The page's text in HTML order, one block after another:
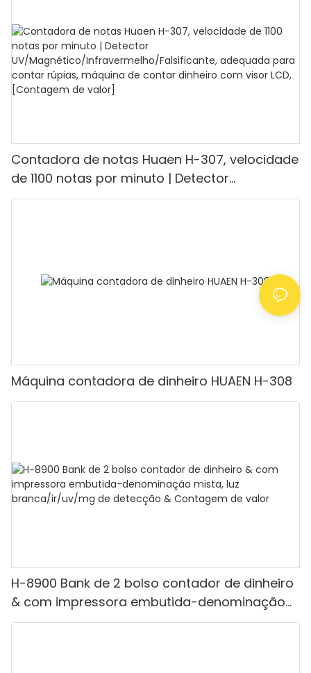
Contadora de notas Huaen H-307, velocidade
de 1100 notas por minuto | Detector
UV/Magnético/Infravermelho/Falsificante,
Máquina contadora de dinheiro HUAEN H-308
H-8900 Bank de 2 bolso contador de dinheiro
& com impressora embutida-denominação
mista, luz branca/ir/uv/mg de detecção &